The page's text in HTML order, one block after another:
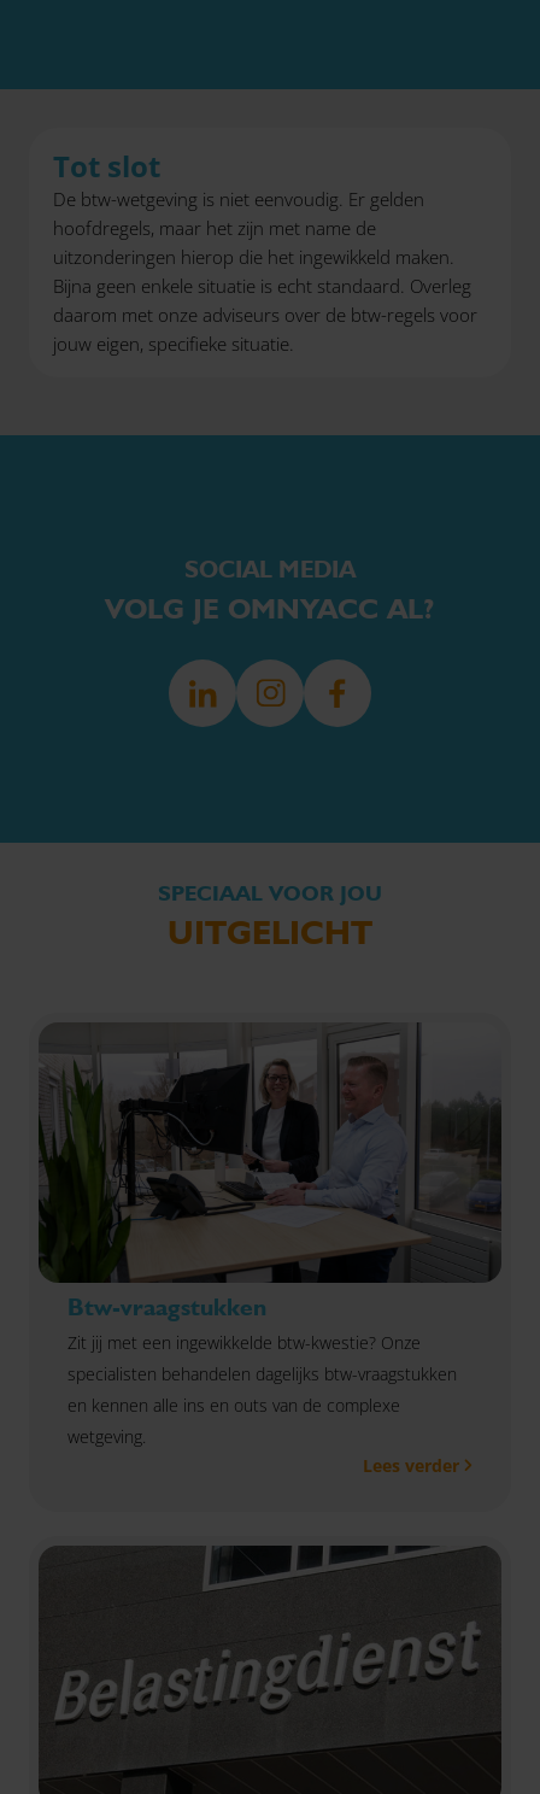
Tot slot
De btw-wetgeving is niet eenvoudig. Er gelden
hoofdregels, maar het zijn met name de
uitzonderingen hierop die het ingewikkeld maken.
Bijna geen enkele situatie is echt standaard. Overleg
daarom met onze adviseurs over de btw-regels voor
jouw eigen, specifieke situatie.
SOCIAL MEDIA
VOLG JE OMNYACC AL?
SPECIAAL VOOR JOU
UITGELICHT
Btw-vraagstukken
Zit jij met een ingewikkelde btw-kwestie? Onze
specialisten behandelen dagelijks btw-vraagstukken
en kennen alle ins en outs van de complexe
wetgeving.
Lees verder